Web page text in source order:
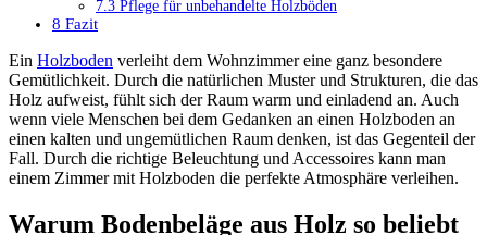
7.3 Pflege für unbehandelte Holzböden
8 Fazit
Ein Holzboden verleiht dem Wohnzimmer eine ganz besondere
Gemütlichkeit. Durch die natürlichen Muster und Strukturen, die das
Holz aufweist, fühlt sich der Raum warm und einladend an. Auch
wenn viele Menschen bei dem Gedanken an einen Holzboden an
einen kalten und ungemütlichen Raum denken, ist das Gegenteil der
Fall. Durch die richtige Beleuchtung und Accessoires kann man
einem Zimmer mit Holzboden die perfekte Atmosphäre verleihen.
Warum Bodenbeläge aus Holz so beliebt